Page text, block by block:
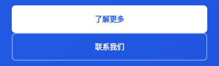
了解更多
联系我们